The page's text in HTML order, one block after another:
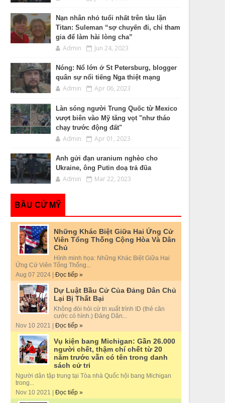
Nạn nhân nhỏ tuổi nhất trên tàu lặn
Titan: Suleman “sợ chuyến đi, chỉ tham
gia để làm hài lòng cha”
Admin Jun 24, 2023
Nóng: Nổ lớn ở St Petersburg, blogger
quân sự nổi tiếng Nga thiệt mạng
Admin Apr 06, 2023
Làn sóng người Trung Quốc từ Mexico
vượt biên vào Mỹ tăng vọt "như tháo
chạy trước động đất"
Admin Apr 01, 2023
Anh gửi đạn uranium nghèo cho
Ukraine, ông Putin doạ trả đũa
Admin Mar 22, 2023
BẦU CỬ MỸ
Những Khác Biệt Giữa Hai Ứng Cử
Viên Tổng Thống Cộng Hòa Và Dân
Chủ
Hình minh họa: Những Khác Biệt Giữa Hai
Ứng Cử Viên Tổng Thống...
Aug 07 2024 | Đọc tiếp »
Dự Luật Bầu Cử Của Đảng Dân Chủ
Lại Bị Thất Bại
Không đòi hỏi cử tri xuất trình ID (thẻ căn
cước có hình.) Đảng Dân...
Nov 10 2021 | Đọc tiếp »
Vụ kiện bang Michigan: Gần 26.000
người chết, thậm chí chết từ 20
năm trước vẫn có tên trong danh
sách cử tri
Người dân tập trung tại Tòa nhà Quốc hội bang Michigan
trong...
Nov 10 2021 | Đọc tiếp »